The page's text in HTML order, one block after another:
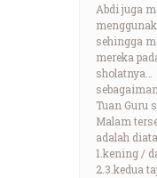
Abdi juga
sehingga
mereka
sholatnya…
Tuan Guru
Malam
adalah
1.kening /
2.3.kedua